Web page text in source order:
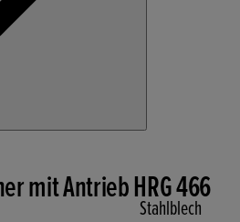
Stahlblech
mit Antrieb HRG 466